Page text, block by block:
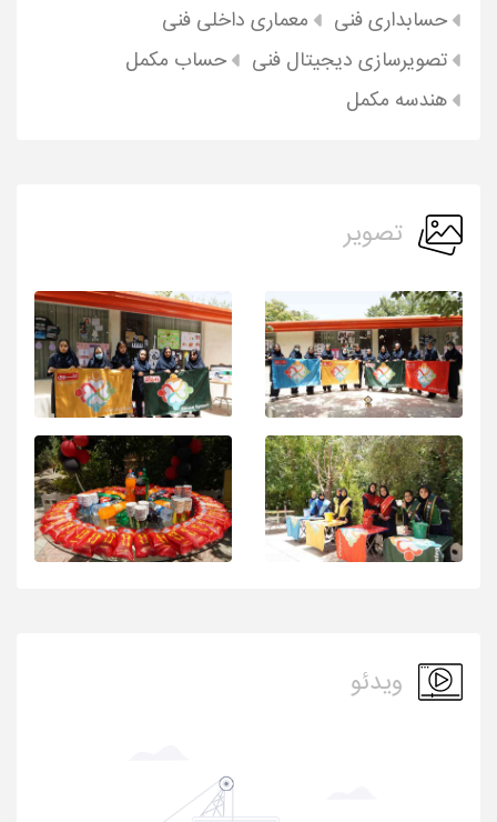
حسابداری فنی
معماری داخلی فنی
تصویرسازی دیجیتال فنی
حساب مکمل
هندسه مکمل
تصویر
ویدئو